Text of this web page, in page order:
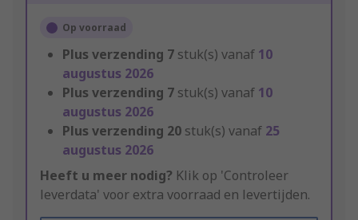
Op voorraad
Plus verzending 7 stuk(s) vanaf 10
augustus 2026
Plus verzending 7 stuk(s) vanaf 10
augustus 2026
Plus verzending 20 stuk(s) vanaf 25
augustus 2026
Heeft u meer nodig? Klik op 'Controleer
leverdata' voor extra voorraad en levertijden.